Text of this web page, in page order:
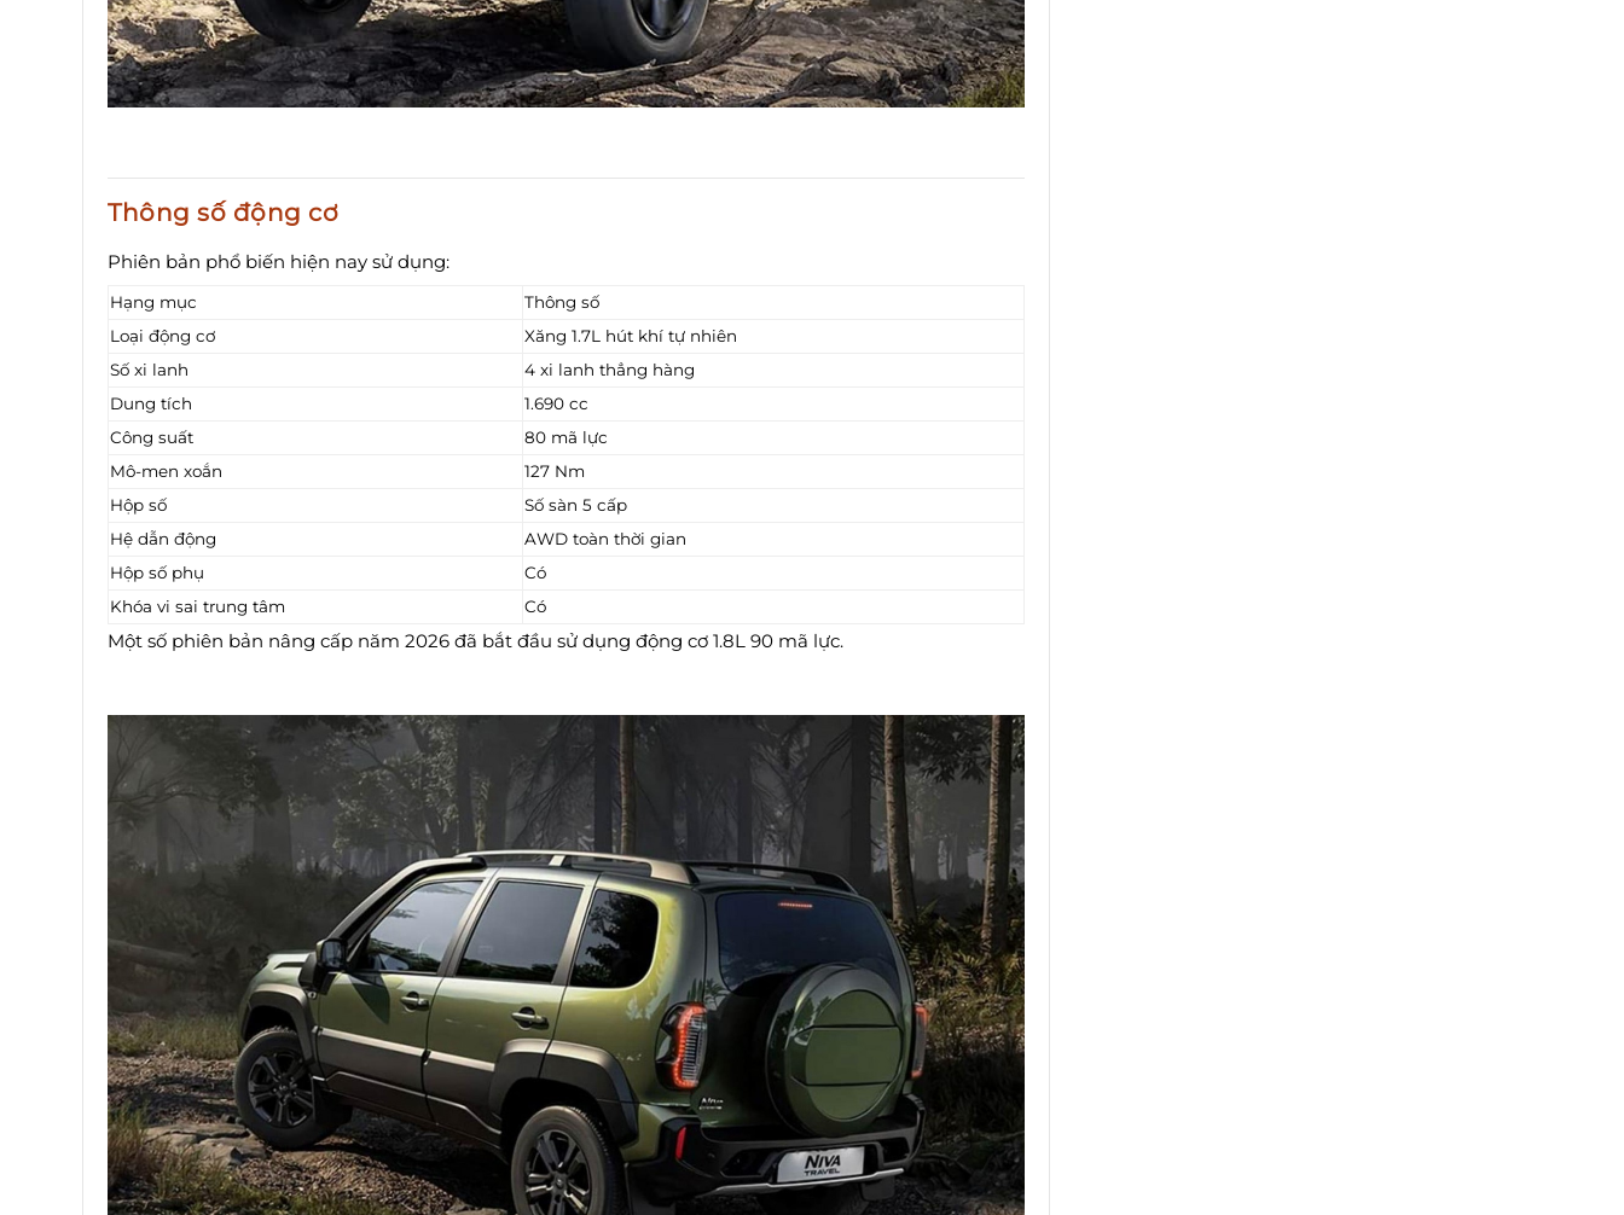
Thông số động cơ
Phiên bản phổ biến hiện nay sử dụng:
Hạng mục
Thông số
Loại động cơ
Xăng 1.7L hút khí tự nhiên
Số xi lanh
4 xi lanh thẳng hàng
Dung tích
1.690 cc
Công suất
80 mã lực
Mô-men xoắn
127 Nm
Hộp số
Số sàn 5 cấp
Hệ dẫn động
AWD toàn thời gian
Hộp số phụ
Có
Khóa vi sai trung tâm
Có
Một số phiên bản nâng cấp năm 2026 đã bắt đầu sử dụng động cơ 1.8L 90 mã lực.